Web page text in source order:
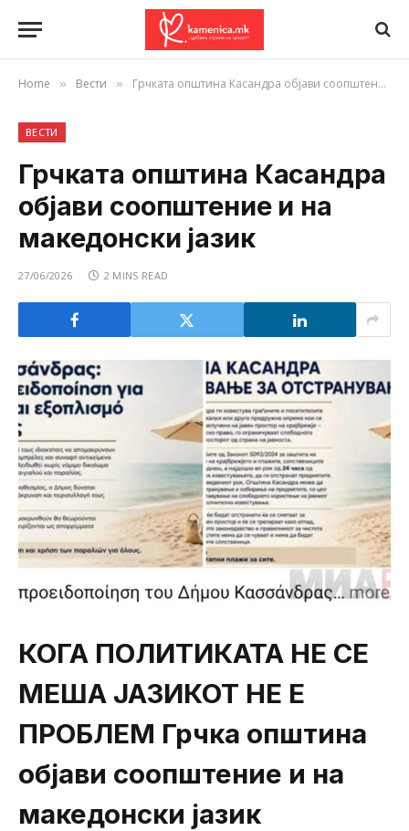
Home » Вести » Грчката општина Касандра објави соопштение и на македонски јазик
ВЕСТИ
Грчката општина Касандра
објави соопштение и на
македонски јазик
27/06/2026 2 MINS READ
КОГА ПОЛИТИКАТА НЕ СЕ
МЕША ЈАЗИКОТ НЕ Е
ПРОБЛЕМ Грчка општина
објави соопштение и на
македонски јазик